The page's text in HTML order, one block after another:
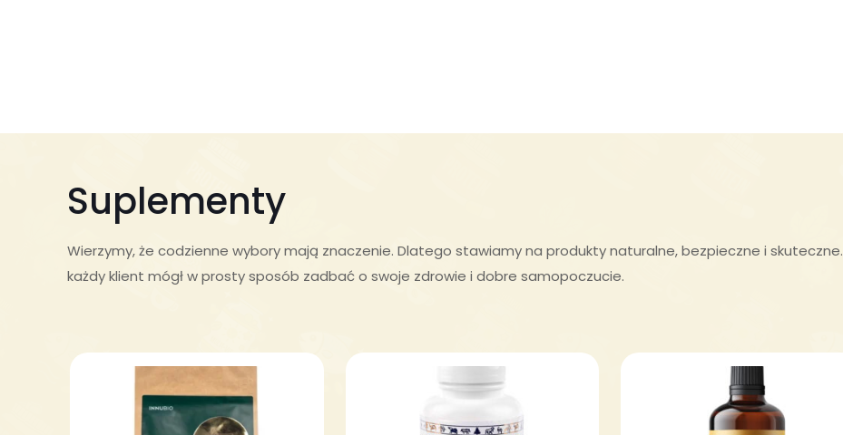
Suplementy
Wierzymy, że codzienne wybory mają znaczenie. Dlatego stawiamy na produkty naturalne, bezpieczne i skuteczne.
każdy klient mógł w prosty sposób zadbać o swoje zdrowie i dobre samopoczucie.